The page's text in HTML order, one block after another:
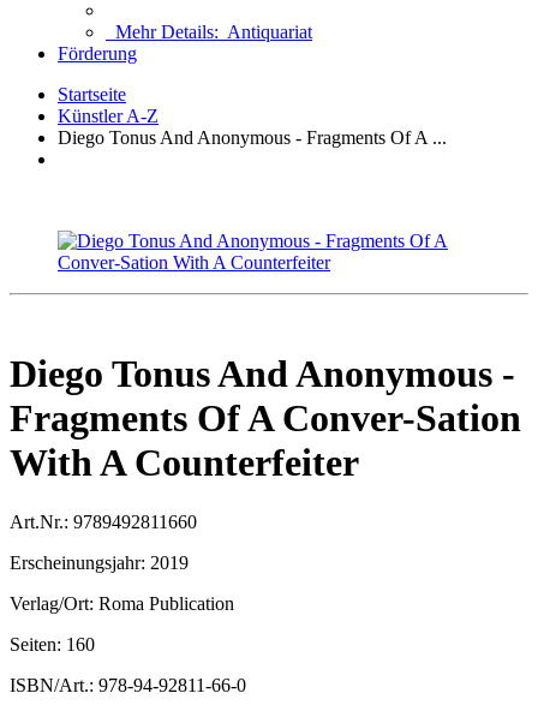
Mehr Details: Antiquariat
Förderung
Startseite
Künstler A-Z
Diego Tonus And Anonymous - Fragments Of A ...
Diego Tonus And Anonymous -
Fragments Of A Conver-Sation
With A Counterfeiter
Art.Nr.: 9789492811660
Erscheinungsjahr: 2019
Verlag/Ort: Roma Publication
Seiten: 160
ISBN/Art.: 978-94-92811-66-0